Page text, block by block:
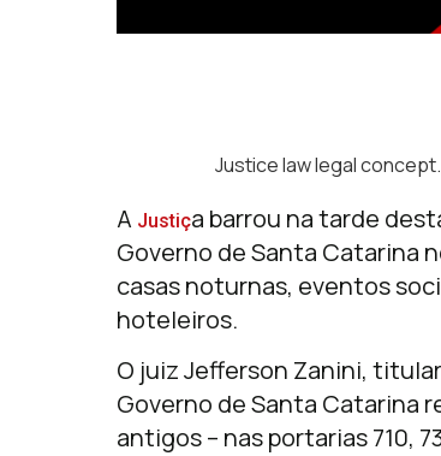
Justice law legal
A Justiça barrou na tarde
Governo de Santa Catarina
casas noturnas, eventos
hoteleiros.
O juiz Jefferson Zanini,
Governo de Santa Catarina
antigos – nas portarias 710,